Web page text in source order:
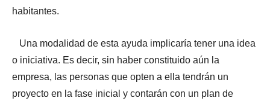
habitantes.
Una modalidad de esta ayuda implicaría tener una idea
o iniciativa. Es decir, sin haber constituido aún la
empresa, las personas que opten a ella tendrán un
proyecto en la fase inicial y contarán con un plan de